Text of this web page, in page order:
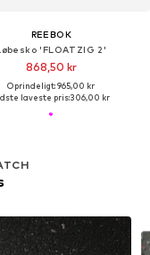
REEBOK
'FLOATZIG 2'
868,50 kr
Oprindeligt: 965,00 kr
laveste pris:306,00 kr